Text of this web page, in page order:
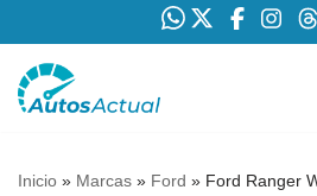
Saltar
Inicio » Marcas » Ford » Ford Ranger